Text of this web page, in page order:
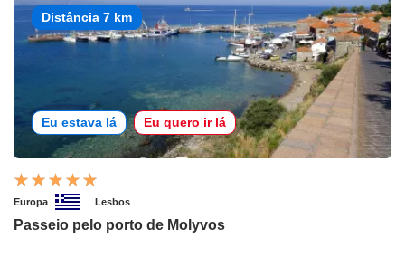
Distância 7 km
Eu estava lá Eu quero ir lá
Europa Lesbos
Passeio pelo porto de Molyvos